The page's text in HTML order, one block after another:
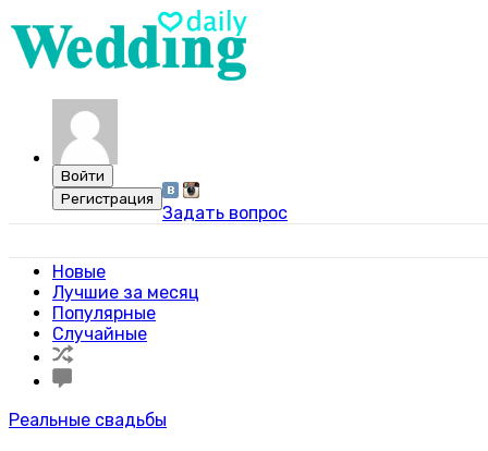
Задать вопрос
Новые
Лучшие за месяц
Популярные
Случайные
Реальные свадьбы